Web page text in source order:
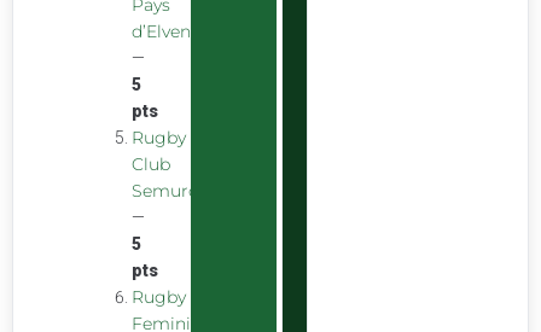
Pays
d’Elven
—
5
pts
Rugby
Club
Semurois
—
5
pts
Rugby
Feminin